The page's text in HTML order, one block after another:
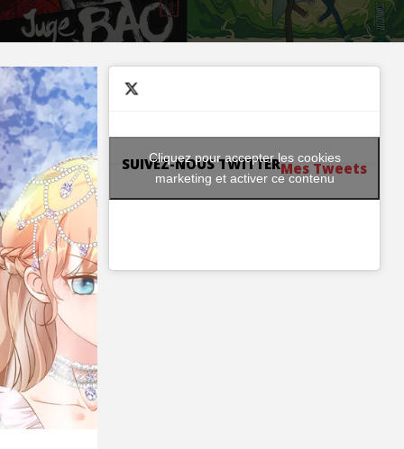
SUIVEZ-NOUS TWITTERMes Tweets
Cliquez pour accepter les cookies
marketing et activer ce contenu